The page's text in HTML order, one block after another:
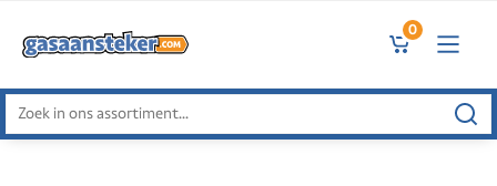
0
Zoeken
naar: